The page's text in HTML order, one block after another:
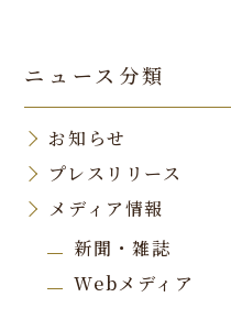
ニュース分類
お知らせ
プレスリリース
メディア情報
新聞・雑誌
Webメディア